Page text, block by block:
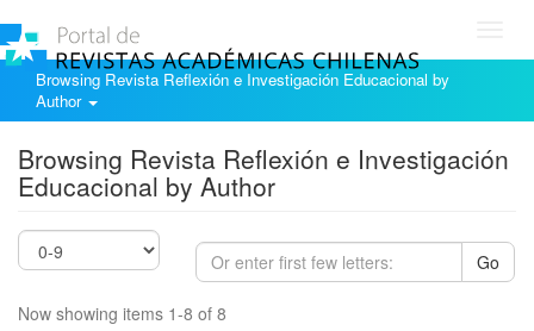
Browsing Revista Reflexión e Investigación Educacional by
Author
Browsing Revista Reflexión e Investigación
Educacional by Author
Go
Now showing items 1-8 of 8